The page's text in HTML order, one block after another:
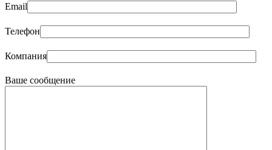
Email
Телефон
Компания
Ваше сообщение